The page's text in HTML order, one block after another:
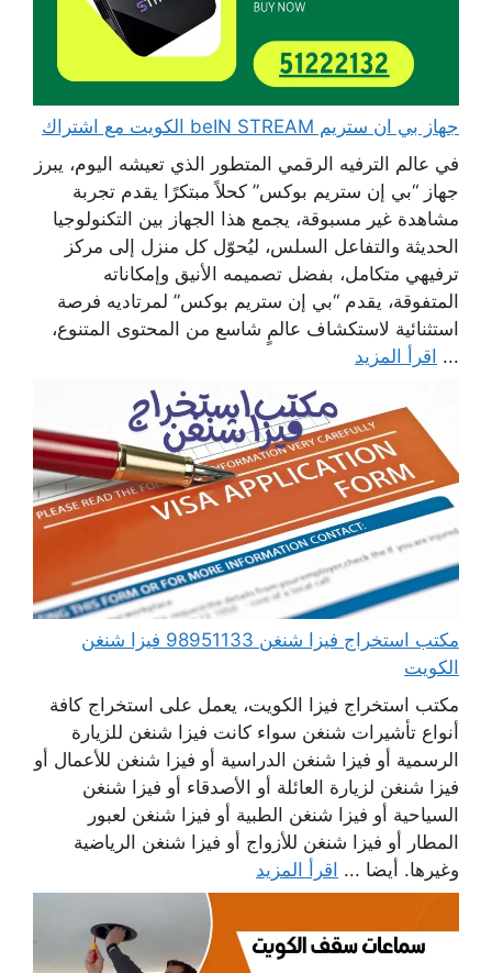
جهاز بي ان ستريم beIN STREAM الكويت مع اشتراك
في عالم الترفيه الرقمي المتطور الذي تعيشه اليوم، يبرز
جهاز “بي إن ستريم بوكس” كحلاً مبتكرًا يقدم تجربة
مشاهدة غير مسبوقة، يجمع هذا الجهاز بين التكنولوجيا
الحديثة والتفاعل السلس، ليُحوّل كل منزل إلى مركز
ترفيهي متكامل، بفضل تصميمه الأنيق وإمكاناته
المتفوقة، يقدم “بي إن ستريم بوكس” لمرتاديه فرصة
استثنائية لاستكشاف عالمٍ شاسع من المحتوى المتنوع،
... اقرأ المزيد
مكتب استخراج فيزا شنغن 98951133 فيزا شنغن
الكويت
مكتب استخراج فيزا الكويت، يعمل على استخراج كافة
أنواع تأشيرات شنغن سواء كانت فيزا شنغن للزيارة
الرسمية أو فيزا شنغن الدراسية أو فيزا شنغن للأعمال أو
فيزا شنغن لزيارة العائلة أو الأصدقاء أو فيزا شنغن
السياحية أو فيزا شنغن الطبية أو فيزا شنغن لعبور
المطار أو فيزا شنغن للأزواج أو فيزا شنغن الرياضية
وغيرها. أيضا ... اقرأ المزيد